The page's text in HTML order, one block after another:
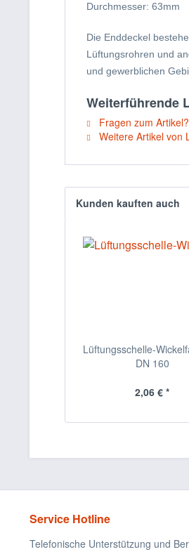
Durchmesser: 63mm
Die Enddeckel
Lüftungsrohren und
und gewerblichen
Weiterführende
Fragen zum Artikel?
Weitere Artikel von
Kunden kauften auch
Lüftungsschelle-
DN 160
2,06 € *
Service Hotline
Telefonische Unterstützung und